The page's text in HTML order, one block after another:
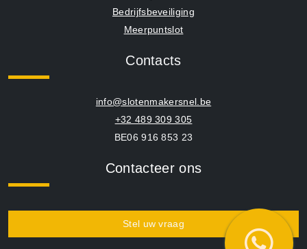
Bedrijfsbeveiliging
Meerpuntslot
Contacts
info@slotenmakersnel.be
+32 489 309 305
BE06 916 853 23
Contacteer ons
Stel uw vraag